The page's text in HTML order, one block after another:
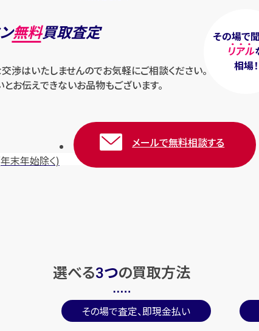
その場で
リアル
相場！
無料買取査定
渉はいたしませんのでお気軽にご相談ください。
お伝えできないお品物もございます。
末年始除く)
メールで無料相談する
選べる3つの買取方法
その場で査定、即現金払い